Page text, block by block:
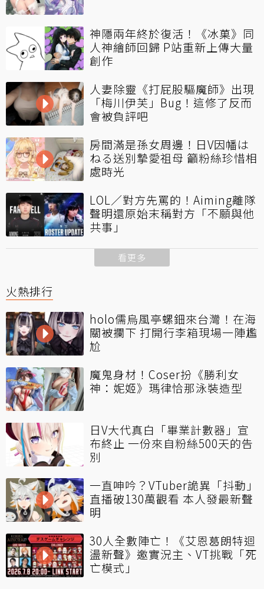
神隱兩年終於復活！《冰菓》同
人神繪師回歸 P站重新上傳大量
創作
人妻除靈《打屁股驅魔師》出現
「梅川伊芙」Bug！這修了反而
會被負評吧
房間滿是孫女周邊！日V因幡は
ねる送別摯愛祖母 籲粉絲珍惜相
處時光
LOL／對方先罵的！Aiming離隊
聲明還原始末稱對方「不願與他
共事」
看更多
火熱排行
holo儒烏風亭螺鈿來台灣！在海
關被攔下 打開行李箱現場一陣尷
尬
魔鬼身材！Coser扮《勝利女
神：妮姬》瑪律恰那泳裝造型
日V大代真白「畢業計數器」宣
布終止 一份來自粉絲500天的告
別
一直呻吟？VTuber詭異「抖動」
直播破130萬觀看 本人發最新聲
明
30人全數陣亡！《艾恩葛朗特迴
盪新聲》邀實況主、VT挑戰「死
亡模式」